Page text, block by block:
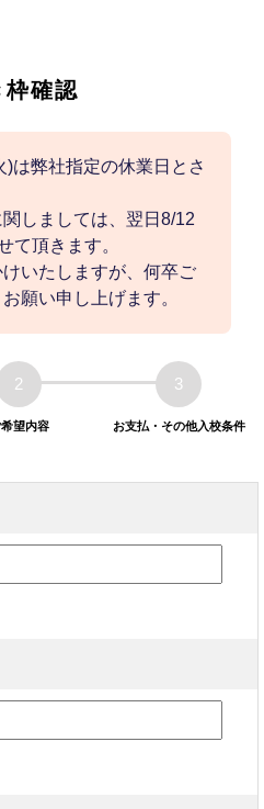
枠確認
は弊社指定の休業日とさ
しましては、翌日8/12
て頂きます。
いたしますが、何卒ご
願い申し上げます。
2
希望内容
3
お支払・その他入校条件